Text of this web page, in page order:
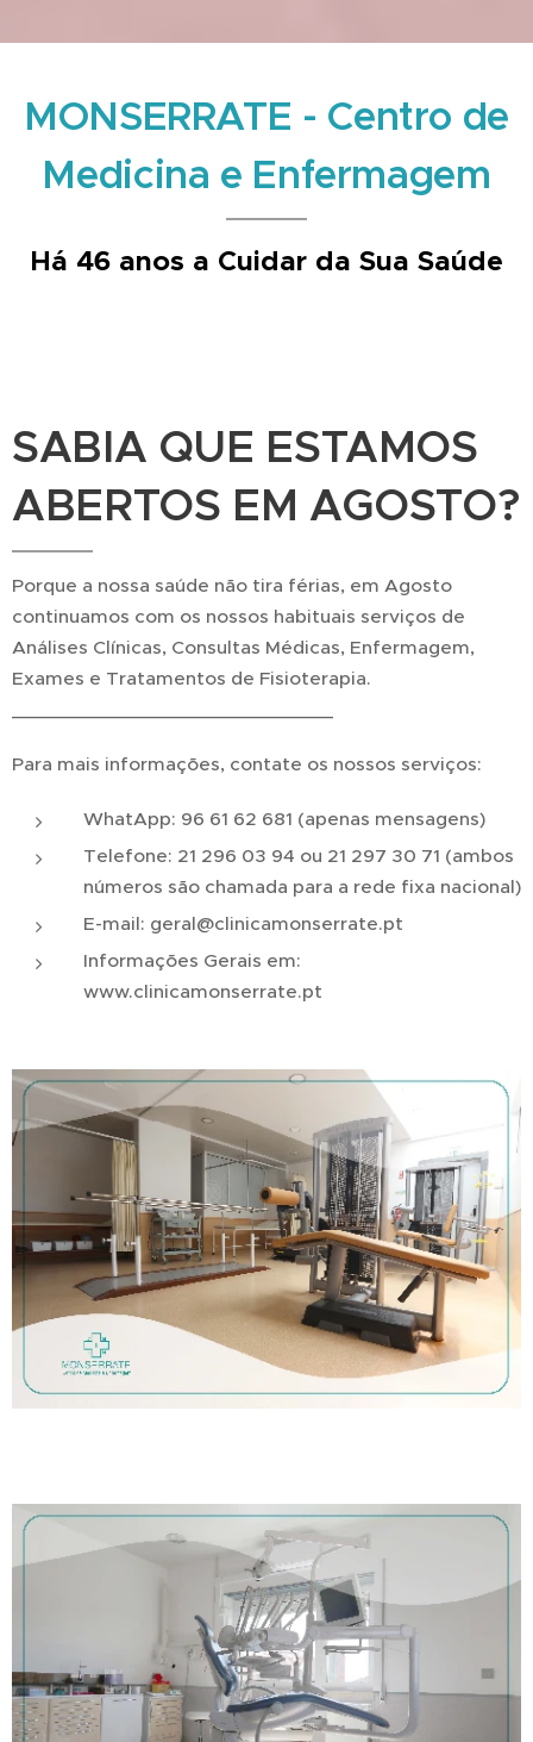
MONSERRATE - Centro de
Medicina e Enfermagem
Há 46 anos a Cuidar da Sua Saúde
SABIA QUE ESTAMOS
ABERTOS EM AGOSTO?
Porque a nossa saúde não tira férias, em Agosto
continuamos com os nossos habituais serviços de
Análises Clínicas, Consultas Médicas, Enfermagem,
Exames e Tratamentos de Fisioterapia.
Para mais informações, contate os nossos serviços:
WhatApp: 96 61 62 681 (apenas mensagens)
Telefone: 21 296 03 94 ou 21 297 30 71 (ambos
números são chamada para a rede fixa nacional)
E-mail: geral@clinicamonserrate.pt
Informações Gerais em:
www.clinicamonserrate.pt